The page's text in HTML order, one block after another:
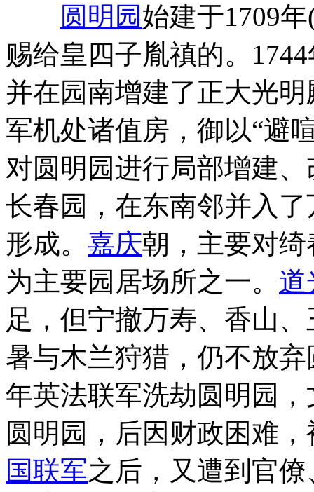
圆明园始建于1709年
赐给皇四子胤禛的。
并在园南增建了正大光
军机处诸值房，御以“避
对圆明园进行局部增建
长春园，在东南邻并入
形成。 嘉庆朝，主要对
为主要园居场所之一。 道
足，但宁撤万寿、香山
暑与木兰狩猎，仍不放
年英法联军洗劫圆明园
圆明园，后因财政困难
国联军之后，又遭到官